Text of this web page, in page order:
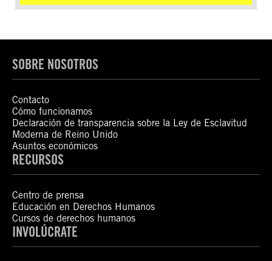
SOBRE NOSOTROS
Contacto
Cómo funcionamos
Declaración de transparencia sobre la Ley de Esclavitud
Moderna de Reino Unido
Asuntos económicos
RECURSOS
Centro de prensa
Educación en Derechos Humanos
Cursos de derechos humanos
INVOLÚCRATE